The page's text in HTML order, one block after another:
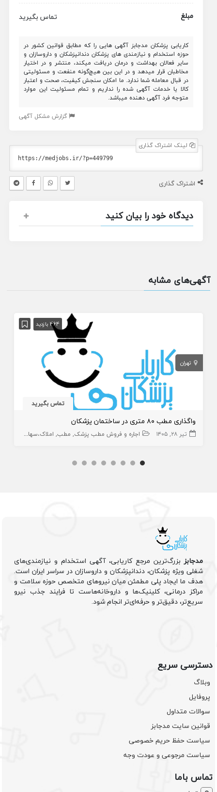
مبلغ
تماس بگیرید
کاریابی پزشکان مدجابز آگهی هایی را که مطابق قوانین کشور در
حوزه استخدام و نیازمندی های پزشکان دندانپزشکان و داروسازان و
سایر فعالان بهداشت و درمان دریافت میکند، منتشر و در اختیار
مخاطبان قرار میدهد و در این بین هیچ‌گونه منفعت و مسئولیتی
در قبال معامله شما ندارد. ما امکان سنجش کیفیت، صحت و اعتبار
کالا یا خدمات آگهی شده را نداریم و تمام مسئولیت این موارد
متوجه فرد آگهی دهنده میباشد.
گزارش مشکل آگهی
لینک اشتراک گذاری
اشتراک گذاری
دیدگاه خود را بیان کنید
آگهی‌های مشابه
464 بازدید
تهران
تماس بگیرید
واگذاری مطب ۸۰ متری در ساختمان پزشکان
تیر ۲۸, ۱۴۰۵ اجاره و فروش مطب پزشک مطب املاک،سهام و امتیاز
مدجابزبزرگ‌ترین مرجع کاریابی، آگهی استخدام و نیازمندی‌های
شغلی ویژه پزشکان، دندانپزشکان و داروسازان در سراسر ایران است.
هدف ما ایجاد پلی مطمئن میان نیروهای متخصص حوزه سلامت و
مراکز درمانی، کلینیک‌ها و داروخانه‌هاست تا فرایند جذب نیرو
سریع‌تر، دقیق‌تر و حرفه‌ای‌تر انجام شود.
دسترسی سریع
وبلاگ
پروفایل
سوالات متداول
قوانین سایت مدجابز
سیاست حفظ حریم خصوصی
سیاست مرجوعی و عودت وجه
تماس باما